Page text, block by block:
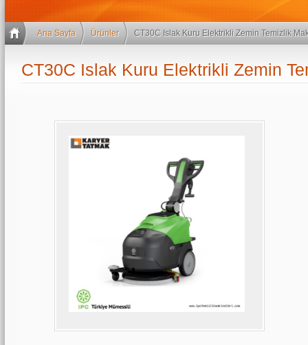
Ana Sayfa Ürünler CT30C Islak Kuru Elektrikli Zemin Temizlik
CT30C Islak Kuru Elektrikli Zemin